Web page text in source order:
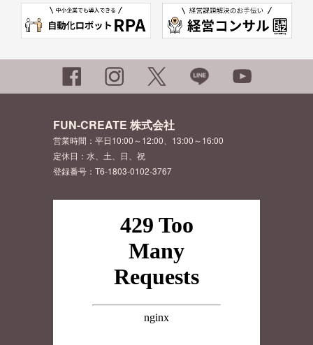
FUN-CREATE 株式会社
営業時間：平日10:00～12:00、13:00～16:00
定休日：水、土、日、祝
登録番号：T6-1803-0102-3767